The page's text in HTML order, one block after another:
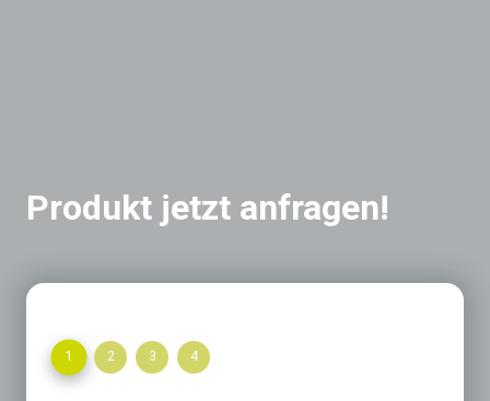
Produkt jetzt anfragen!
1 2 3 4